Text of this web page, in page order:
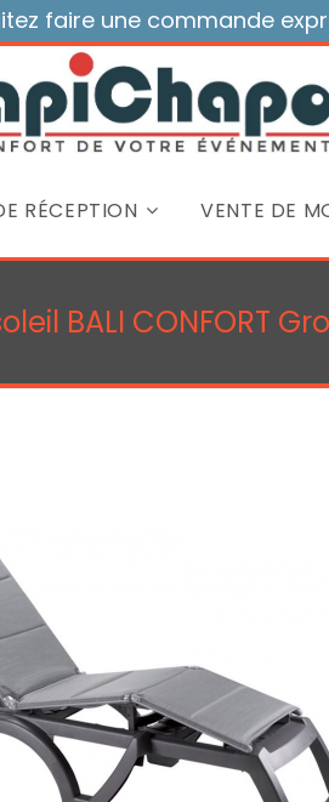
faire une commande
RÉCEPTION VENTE DE
BALI CONFORT